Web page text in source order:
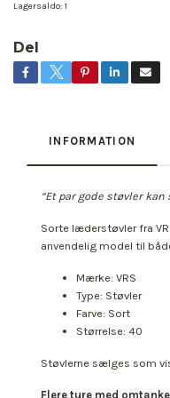
Lagersaldo: 1
Del
INFORMATION
“Et par gode støvler
Sorte læderstøvler fra
anvendelig model til
Mærke: VRS
Type: Støvler
Farve: Sort
Størrelse: 40
Støvlerne sælges som
Flere ture med